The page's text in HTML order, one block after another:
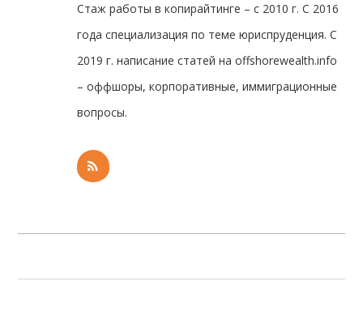
Стаж работы в копирайтинге – с 2010 г. С 2016
года специализация по теме юриспруденция. С
2019 г. написание статей на offshorewealth.info
– оффшоры, корпоративные, иммиграционные
вопросы.